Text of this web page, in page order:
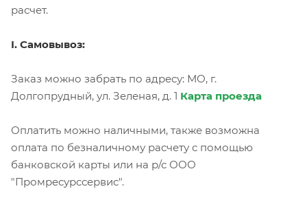
расчет.
I. Самовывоз:
Заказ можно забрать по адресу: МО, г.
Долгопрудный, ул. Зеленая, д. 1 Карта проезда
Оплатить можно наличными, также возможна
оплата по безналичному расчету с помощью
банковской карты или на р/с ООО
"Промресурссервис".